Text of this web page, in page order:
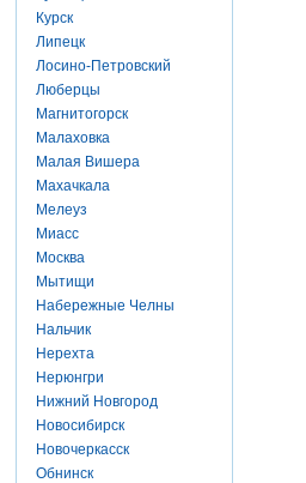
Курск
Липецк
Лосино-Петровский
Люберцы
Магнитогорск
Малаховка
Малая Вишера
Махачкала
Мелеуз
Миасс
Москва
Мытищи
Набережные Челны
Нальчик
Нерехта
Нерюнгри
Нижний Новгород
Новосибирск
Новочеркасск
Обнинск